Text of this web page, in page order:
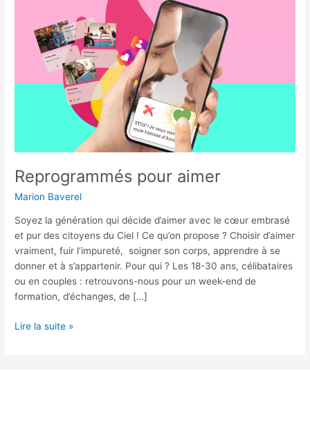
Reprogrammés pour aimer
Marion Baverel
Soyez la génération qui décide d’aimer avec le cœur embrasé
et pur des citoyens du Ciel ! Ce qu’on propose ? Choisir d’aimer
vraiment, fuir l’impureté, soigner son corps, apprendre à se
donner et à s’appartenir. Pour qui ? Les 18-30 ans, célibataires
ou en couples : retrouvons-nous pour un week-end de
formation, d’échanges, de […]
Lire la suite »